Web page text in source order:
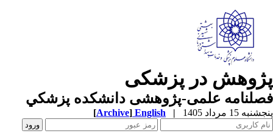
در پزشکی
علمی-پژوهشی دانشکده پزشکي
15 مرداد 1405 |
English
[Archive]